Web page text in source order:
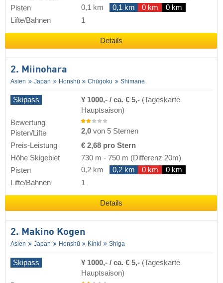
Pisten
0,1 km 0,1 km 0 km
0 km
Lifte/Bahnen
1
Details
2. Miinohara
Asien Japan Honshū Chūgoku Shimane
Skipass ¥ 1000,- / ca. € 5,- (Tageskarte
Hauptsaison)
Bewertung
Pisten/Lifte
2,0 von 5 Sternen
Preis-Leistung
€ 2,68 pro Stern
Höhe Skigebiet
730 m - 750 m (Differenz 20m)
Pisten
0,2 km 0,2 km 0 km
0 km
Lifte/Bahnen
1
Details
2. Makino Kogen
Asien Japan Honshū Kinki Shiga
Skipass ¥ 1000,- / ca. € 5,- (Tageskarte
Hauptsaison)